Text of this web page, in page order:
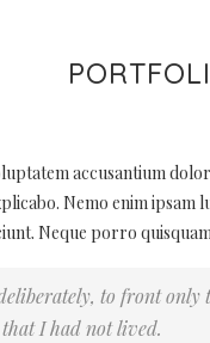
accusantium
Nemo enim
Neque porro
to front
I had not lived.